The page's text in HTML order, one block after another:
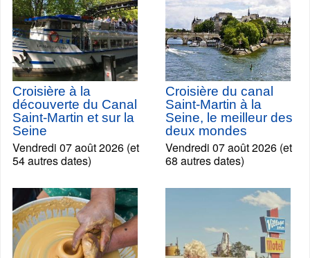
Croisière à la
découverte du Canal
Saint-Martin et sur la
Seine
Vendredi 07 août 2026 (et
54 autres dates)
Croisière du canal
Saint-Martin à la
Seine, le meilleur des
deux mondes
Vendredi 07 août 2026 (et
68 autres dates)